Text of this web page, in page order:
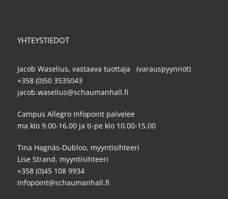
YHTEYSTIEDOT
Jacob Waselius, vastaava tuottaja (varauspyynnöt)
+358 (0)50 3535043
jacob.waselius@schaumanhall.fi
Campus Allegro Infopoint palvelee
ma klo 9.00-16.00 ja ti-pe klo 10.00-15.00
Tina Hagnäs-Dubloo, myyntisihteeri
Lise Strand, myyntisihteeri
+358 (0)45 108 9934
infopoint@schaumanhall.fi